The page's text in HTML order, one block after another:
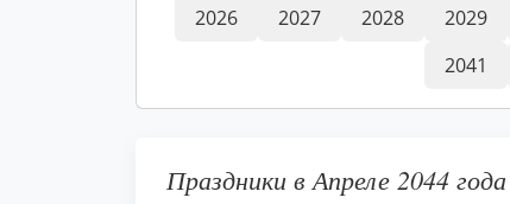
2026 2027 2028 2029
2041
Праздники в Апреле 2044 года